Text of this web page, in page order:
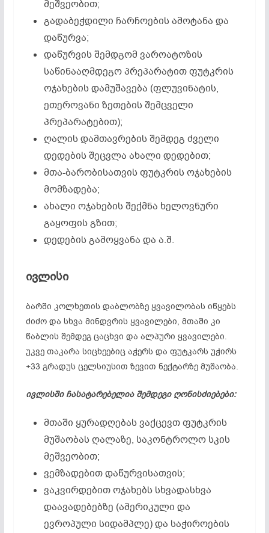
მეშვეობით;
გადაბეჭდილი ჩარჩოების ამოტანა და
დაწურვა;
დაწურვის შემდგომ ვაროატოზის
საწინააღმდეგო პრეპარატით ფუტკრის
ოჯახების დამუშავება (ფლუვინატის,
ეთეროვანი ზეთების შემცველი
პრეპარატებით);
ღალის დამთავრების შემდეგ ძველი
დედების შეცვლა ახალი დედებით;
მთა-ბარობისათვის ფუტკრის ოჯახების
მომზადება;
ახალი ოჯახების შექმნა ხელოვნური
გაყოფის გზით;
დედების გამოყვანა და ა.შ.
ივლისი
ბარში კოლხეთის დაბლობზე ყვავილობას იწყებს
ძიძო და სხვა მინდვრის ყვავილები, მთაში კი
წაბლის შემდეგ ცაცხვი და ალპური ყვავილები.
უკვე თაკარა სიცხეებიც აჭერს და ფუტკარს უჭირს
+33 გრადუს ცელსიუსით ზევით ნექტარზე მუშაობა.
ივლისში ჩასატარებელია შემდეგი ღონისძიებები:
მთაში ყურადღებას ვაქცევთ ფუტკრის
მუშაობას ღალაზე, საკონტროლო სკის
მეშვეობით;
ვემზადებით დაწურვისათვის;
ვაკვირდებით ოჯახებს სხვადასხვა
დაავადებებზე (ამერიკული და
ევროპული სიდამპლე) და საჭიროების